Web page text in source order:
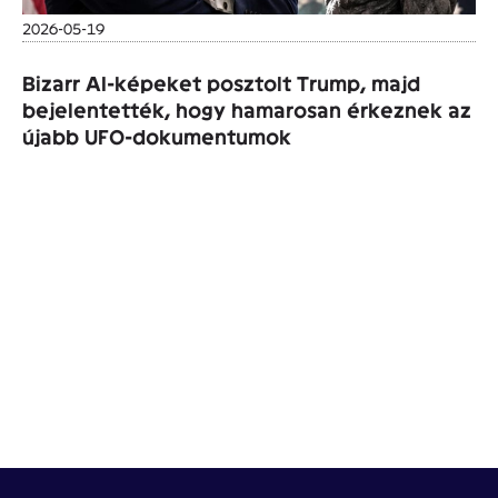
2026-05-19
Bizarr AI-képeket posztolt Trump, majd
bejelentették, hogy hamarosan érkeznek az
újabb UFO-dokumentumok